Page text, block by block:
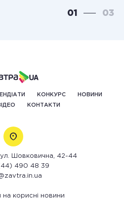
01 03
КОНКУРС НОВИНИ
КОНТАКТИ
Шовковична, 42-44
490 48 39
на корисні новини